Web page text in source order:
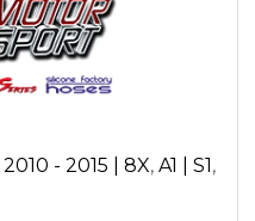
2010 - 2015 | 8X, A1 | S1 ,